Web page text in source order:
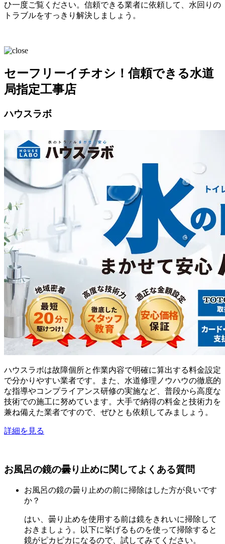
ひ一度ご覧ください。信頼できる業者に依頼して、水回りの
トラブルをすっきり解決しましょう。
セーフリーイチオシ！信頼できる水道
局指定工事店
ハウスラボ
ハウスラボは故障個所と作業内容で明確に算出する料金設定
で分かりやすい業者です。また、水道修理ノウハウの徹底的
な指導やコンプライアンス研修の実施など、普段から高度な
技術での施工に努めています。大手で納得の料金と技術力を
兼ね備えた業者ですので、ぜひとも依頼してみましょう。
詳細を見る
お風呂の鏡の曇り止めに関してよくある質問
お風呂の鏡の曇り止めの前に掃除はした方が良いです
か？
はい、曇り止めを使用する前は鏡をきれいに掃除して
おきましょう。以下に挙げるものを使って掃除すると
鏡がピカピカになるので、試してみてください。